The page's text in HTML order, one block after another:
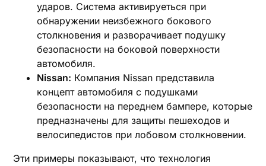
ударов. Система активируеться при
обнаружении неизбежного бокового
столкновения и разворачивает подушку
безопасности на боковой поверхности
автомобиля.
Nissan: Компания Nissan представила
концепт автомобиля с подушками
безопасности на переднем бампере, которые
предназначены для защиты пешеходов и
велосипедистов при лобовом столкновении.
Эти примеры показывают, что технология